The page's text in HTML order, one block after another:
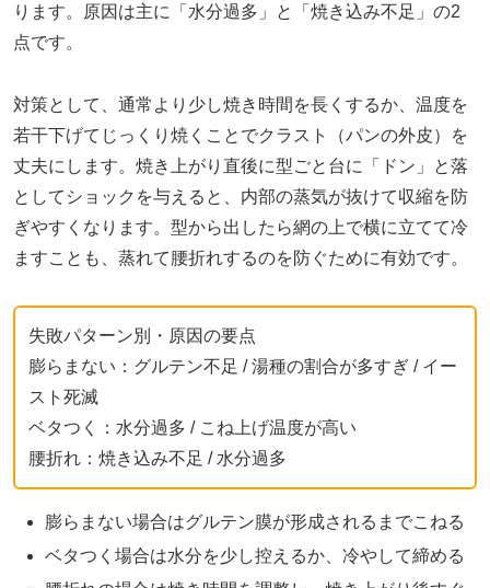
ります。原因は主に「水分過多」と「焼き込み不足」の2
点です。
対策として、通常より少し焼き時間を長くするか、温度を
若干下げてじっくり焼くことでクラスト（パンの外皮）を
丈夫にします。焼き上がり直後に型ごと台に「ドン」と落
としてショックを与えると、内部の蒸気が抜けて収縮を防
ぎやすくなります。型から出したら網の上で横に立てて冷
ますことも、蒸れて腰折れするのを防ぐために有効です。
失敗パターン別・原因の要点
膨らまない：グルテン不足 / 湯種の割合が多すぎ / イー
スト死滅
ベタつく：水分過多 / こね上げ温度が高い
腰折れ：焼き込み不足 / 水分過多
膨らまない場合はグルテン膜が形成されるまでこねる
ベタつく場合は水分を少し控えるか、冷やして締める